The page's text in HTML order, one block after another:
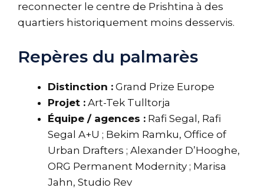
reconnecter le centre de Prishtina à des
quartiers historiquement moins desservis.
Repères du palmarès
Distinction : Grand Prize Europe
Projet : Art-Tek Tulltorja
Équipe / agences : Rafi Segal, Rafi
Segal A+U ; Bekim Ramku, Office of
Urban Drafters ; Alexander D’Hooghe,
ORG Permanent Modernity ; Marisa
Jahn, Studio Rev